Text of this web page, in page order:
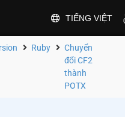
TIẾNG VIỆT
Ruby
Chuyển
đổi CF2
thành
POTX